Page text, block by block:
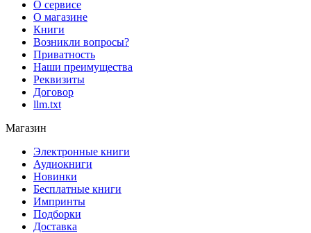
О сервисе
О магазине
Книги
Возникли вопросы?
Приватность
Наши преимущества
Реквизиты
Договор
llm.txt
Магазин
Электронные книги
Аудиокниги
Новинки
Бесплатные книги
Импринты
Подборки
Доставка